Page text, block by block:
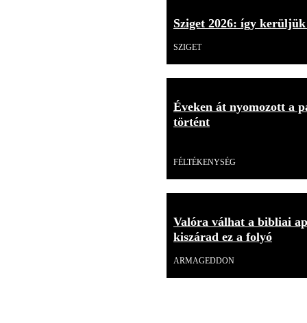
Sziget 2026: így
SZIGET
Éveken át nyomozott a
történt
FÉLTÉKENYSÉG
Valóra válhat a bibliai
kiszárad ez a folyó
ARMAGEDDON